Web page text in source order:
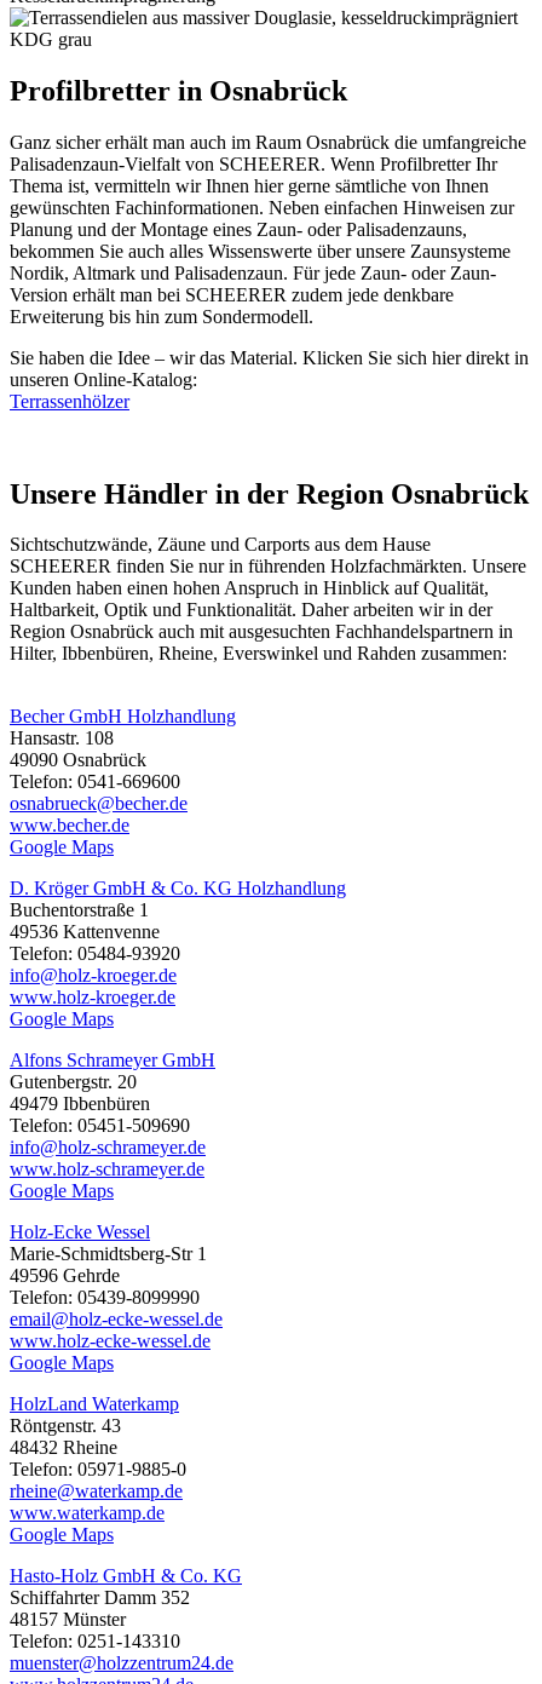
Profilbretter in Osnabrück
Ganz sicher erhält man auch im Raum Osnabrück die umfangreiche
Palisadenzaun-Vielfalt von SCHEERER. Wenn Profilbretter Ihr
Thema ist, vermitteln wir Ihnen hier gerne sämtliche von Ihnen
gewünschten Fachinformationen. Neben einfachen Hinweisen zur
Planung und der Montage eines Zaun- oder Palisadenzauns,
bekommen Sie auch alles Wissenswerte über unsere Zaunsysteme
Nordik, Altmark und Palisadenzaun. Für jede Zaun- oder Zaun-
Version erhält man bei SCHEERER zudem jede denkbare
Erweiterung bis hin zum Sondermodell.
Sie haben die Idee – wir das Material. Klicken Sie sich hier direkt in
unseren Online-Katalog:
Terrassenhölzer
Unsere Händler in der Region Osnabrück
Sichtschutzwände, Zäune und Carports aus dem Hause
SCHEERER finden Sie nur in führenden Holzfachmärkten. Unsere
Kunden haben einen hohen Anspruch in Hinblick auf Qualität,
Haltbarkeit, Optik und Funktionalität. Daher arbeiten wir in der
Region Osnabrück auch mit ausgesuchten Fachhandelspartnern in
Hilter, Ibbenbüren, Rheine, Everswinkel und Rahden zusammen:
Becher GmbH Holzhandlung
Hansastr. 108
49090 Osnabrück
Telefon: 0541-669600
osnabrueck@becher.de
www.becher.de
Google Maps
D. Kröger GmbH & Co. KG Holzhandlung
Buchentorstraße 1
49536 Kattenvenne
Telefon: 05484-93920
info@holz-kroeger.de
www.holz-kroeger.de
Google Maps
Alfons Schrameyer GmbH
Gutenbergstr. 20
49479 Ibbenbüren
Telefon: 05451-509690
info@holz-schrameyer.de
www.holz-schrameyer.de
Google Maps
Holz-Ecke Wessel
Marie-Schmidtsberg-Str 1
49596 Gehrde
Telefon: 05439-8099990
email@holz-ecke-wessel.de
www.holz-ecke-wessel.de
Google Maps
HolzLand Waterkamp
Röntgenstr. 43
48432 Rheine
Telefon: 05971-9885-0
rheine@waterkamp.de
www.waterkamp.de
Google Maps
Hasto-Holz GmbH & Co. KG
Schiffahrter Damm 352
48157 Münster
Telefon: 0251-143310
muenster@holzzentrum24.de